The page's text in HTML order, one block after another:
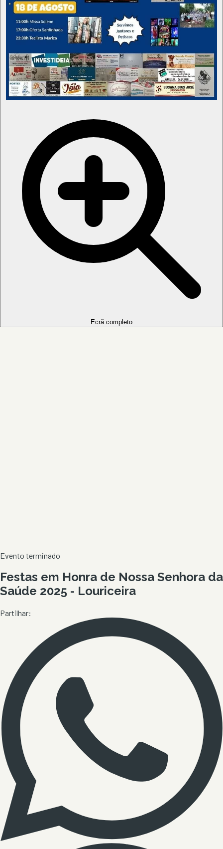
Ecrã completo
Evento terminado
Festas em Honra de Nossa Senhora da
Saúde 2025 - Louriceira
Partilhar: